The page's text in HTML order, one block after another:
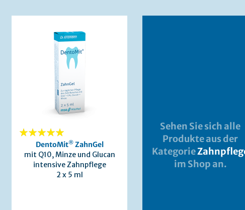
DentoMit®ZahnGel
mit Q10, Minze und Glucan
intensive Zahnpflege
2 x 5 ml
Sehen Sie sich alle
Produkte aus der
Kategorie
im Shop an.